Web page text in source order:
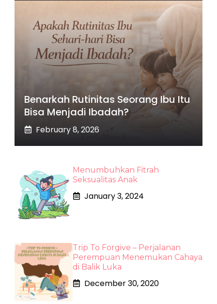
Benarkah Rutinitas Seorang Ibu Itu
Bisa Menjadi Ibadah?
February 8, 2026
Menumbuhkan Fitrah
Seksualitas Anak
January 3, 2024
Trip To Forgive – Perjalanan
Perempuan Menemukan Cahaya
di Balik Luka
December 30, 2020